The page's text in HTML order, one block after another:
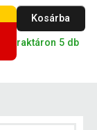
Kosárba
raktáron 5 db